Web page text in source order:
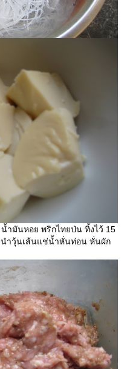
ำมันหอย พริกไทยป่น ทิ้งไว้ 15
ำวุ้นเส้นแช่น้ำหั่นท่อน หั่นผัก